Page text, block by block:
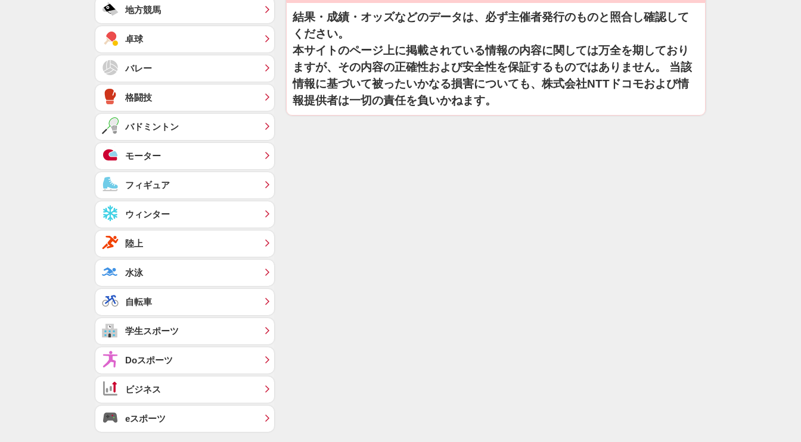
結果・成績・オッズなどのデータは、必ず主催者発行のものと照合し確認して
ください。
本サイトのページ上に掲載されている情報の内容に関しては万全を期しており
ますが、その内容の正確性および安全性を保証するものではありません。 当該
情報に基づいて被ったいかなる損害についても、株式会社NTTドコモおよび情
報提供者は一切の責任を負いかねます。
地方競馬
卓球
バレー
格闘技
バドミントン
モーター
フィギュア
ウィンター
陸上
水泳
自転車
学生スポーツ
Doスポーツ
ビジネス
eスポーツ